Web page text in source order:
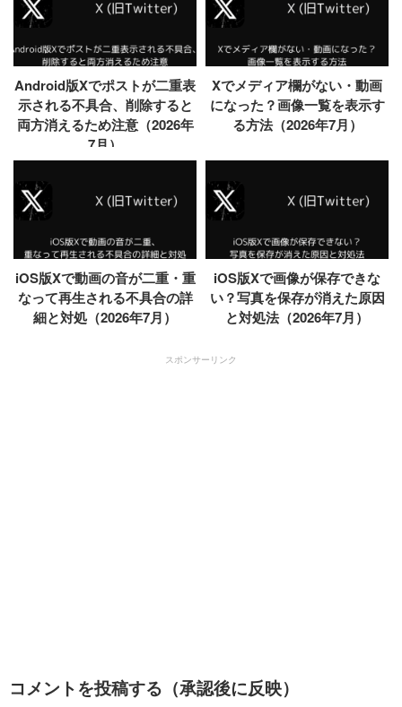
Android版Xでポストが二重表
示される不具合、削除すると
両方消えるため注意（2026年
7月）
Xでメディア欄がない・動画
になった？画像一覧を表示す
る方法（2026年7月）
iOS版Xで動画の音が二重・重
なって再生される不具合の詳
細と対処（2026年7月）
iOS版Xで画像が保存できな
い？写真を保存が消えた原因
と対処法（2026年7月）
スポンサーリンク
コメントを投稿する（承認後に反映）